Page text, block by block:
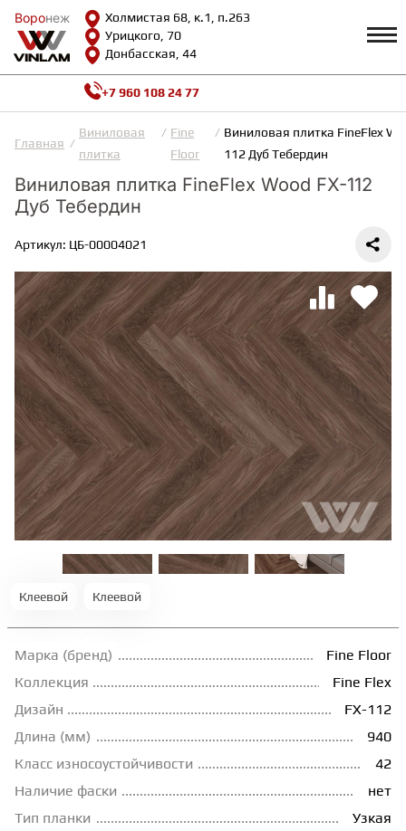
Воронеж
Холмистая 68, к.1, п.263
Урицкого, 70
Донбасская, 44
Воронеж
КАТАЛОГ Профиль
Возврат и гарантии
Сотрудничество
Видеообзоры
Как выбрать
Калькулятор
О нас
Контакты
ВИНИЛОВАЯ ПЛИТКА
ЛАМИНАТ
ИНЖЕНЕРНАЯ ДОСКА
ПАРКЕТНАЯ ДОСКА
ТЕРРАСНАЯ ДОСКА
КОВРОВАЯ ПЛИТКА
МОДУЛЬНЫЕ ПВХ
ПОДЛОЖКА
ПЛИНТУС
НАЛИВНОЙ ПОЛ
+7 960 108 24 77
Главная
Виниловая
плитка
Fine
Floor
Виниловая плитка FineFlex
112 Дуб Тебердин
Виниловая плитка FineFlex Wood FX-112
Дуб Тебердин
Артикул: ЦБ-00004021
Клеевой Клеевой
Марка (бренд)
Fine Floor
Коллекция
Fine Flex
Дизайн
FX-112
Длина (мм)
940
Класс износоустойчивости
42
Наличие фаски
нет
Тип планки
Узкая